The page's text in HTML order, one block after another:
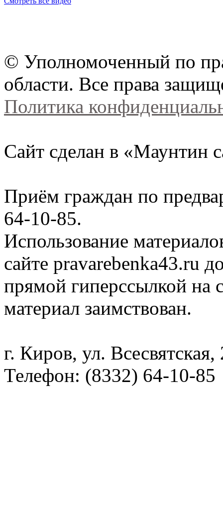
© Уполномоченный по
области. Все права
Политика
Сайт сделан в «Маунтин
Приём граждан по
64-10-85.
Использование
сайте pravarebenka43.ru
прямой гиперссылкой на
материал заимствован.
г. Киров, ул. Всесвятская,
Телефон: (8332) 64-10-85